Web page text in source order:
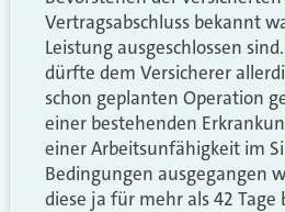
Vertragsabschluss bekannt
Leistung ausgeschlossen
dürfte dem Versicherer
schon geplanten Operation
einer bestehenden
einer Arbeitsunfähigkeit im
Bedingungen ausgegangen
diese ja für mehr als 42 Tage